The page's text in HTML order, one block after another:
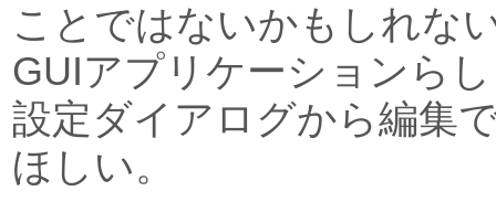
ことではないかもしれな
GUIアプリケーションら
設定ダイアログから編集
ほしい。